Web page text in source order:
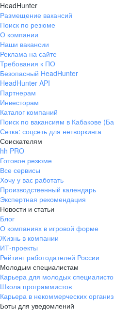
HeadHunter
Размещение вакансий
Поиск по резюме
О компании
Наши вакансии
Реклама на сайте
Требования к ПО
Безопасный HeadHunter
HeadHunter API
Партнерам
Инвесторам
Каталог компаний
Поиск по вакансиям в Кабакове
Сетка: соцсеть для нетворкинга
Соискателям
hh PRO
Готовое резюме
Все сервисы
Хочу у вас работать
Производственный календарь
Экспертная рекомендация
Новости и статьи
Блог
О компаниях в игровой форме
Жизнь в компании
ИТ-проекты
Рейтинг работодателей России
Молодым специалистам
Карьера для молодых
Школа программистов
Карьера в некоммерческих
Боты для уведомлений